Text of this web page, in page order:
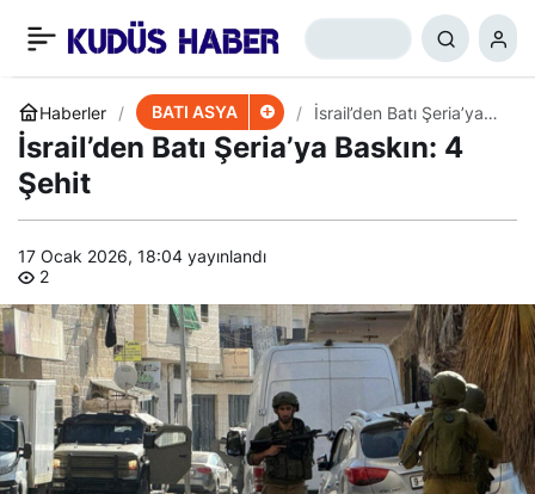
Haberler BATI ASYA
İsrail’den Batı Şeria’ya
Baskın: 4 Şehit
İsrail’den Batı Şeria’ya Baskın: 4
Şehit
17 Ocak 2026, 18:04 yayınlandı
2
İsrail’den Cenin’e Baskın + 0 Paylaş